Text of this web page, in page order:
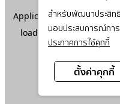
สำหรับพัฒนาประสิท
มอบประสบการณ์กา
ประกาศการใช้คุกกี้
ตั้งค่าคุกกี้
Application error: aclient
loadingwww.ktc.co.th